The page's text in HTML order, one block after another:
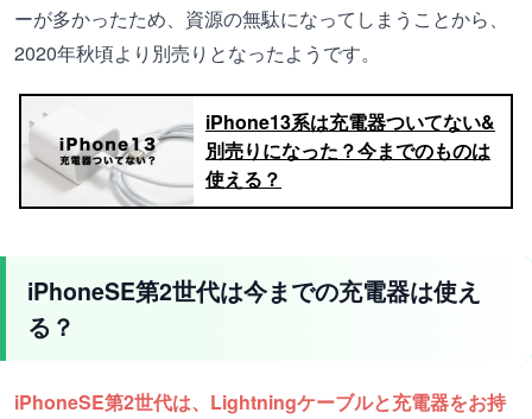
ーが多かったため、資源の無駄になってしまうことから、
2020年秋頃より別売りとなったようです。
iPhone13系は充電器ついてない&
別売りになった？今までのものは
使える？
iPhoneSE第2世代は今までの充電器は使え
る？
iPhoneSE第2世代は、Lightningケーブルと充電器をお持